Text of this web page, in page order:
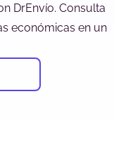
DrEnvío. Consulta
económicas en un